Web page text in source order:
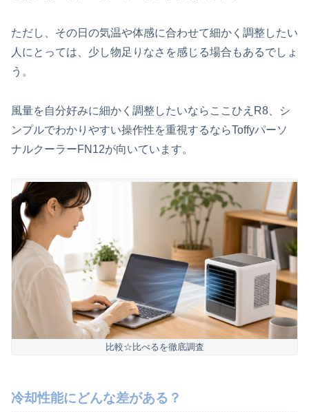
ただし、その日の気温や体感に合わせて細かく調整したい
人にとっては、少し物足りなさを感じる場合もあるでしょ
う。
風量を自分好みに細かく調整したいならここひえR8、シ
ンプルでわかりやすい操作性を重視するならToffyパーソ
ナルクーラーFN12が向いています。
比較☆比べるを徹底調査
冷却性能にどんな差がある？